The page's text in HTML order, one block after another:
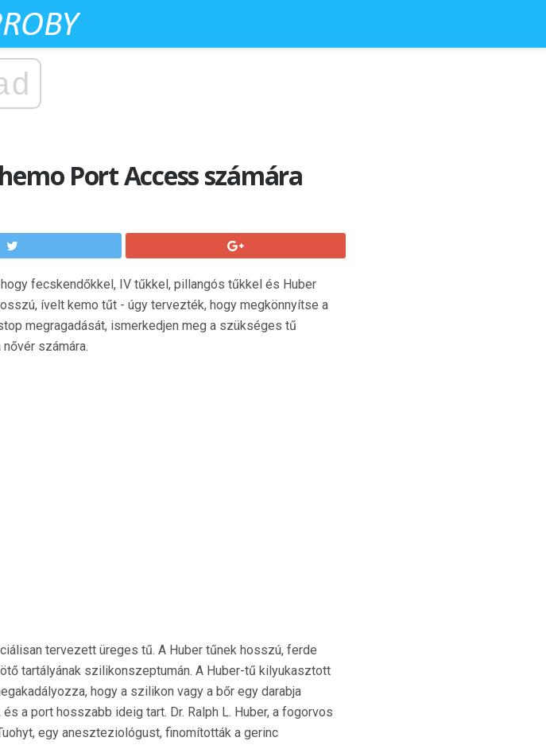
Port Access számára
fecskendőkkel, IV tűkkel, pillangós tűkkel és Huber
ívelt kemo tűt - úgy tervezték, hogy megkönnyítse a
megragadását, ismerkedjen meg a szükséges tű
számára.
tervezett üreges tű. A Huber tűnek hosszú, ferde
tartályának szilikonszeptumán. A Huber-tű kilyukasztott
hogy a szilikon vagy a bőr egy darabja
a port hosszabb ideig tart. Dr. Ralph L. Huber, a fogorvos
egy aneszteziológust, finomították a gerinc